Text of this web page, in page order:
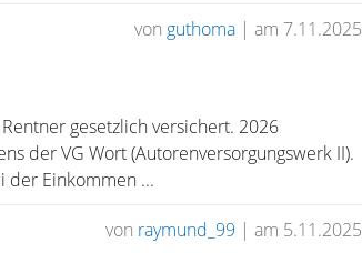
von guthoma | am 7.11.2025
gesetzlich versichert. 2026
der VG Wort (Autorenversorgungswerk II).
der Einkommen ...
von raymund_99 | am 5.11.2025